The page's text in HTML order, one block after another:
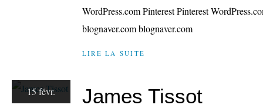
WordPress.com Pinterest Pinterest
blognaver.com blognaver.com
LIRE LA SUITE
15 févr. James Tissot